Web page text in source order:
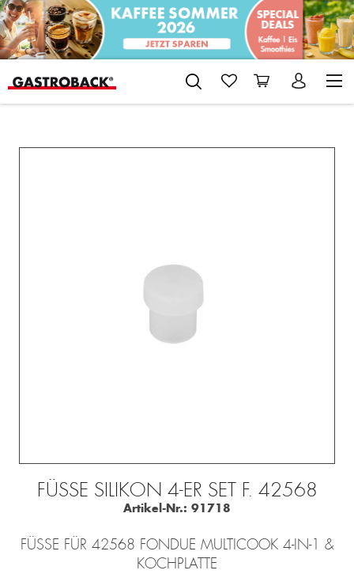
FÜSSE SILIKON 4-ER SET F. 42568
Artikel-Nr.: 91718
FÜSSE FÜR 42568 FONDUE MULTICOOK 4-IN-1 & K
OCHPLATTE